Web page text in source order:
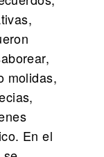
molidas,
En el